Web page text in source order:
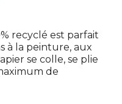
recyclé est parfait
à la peinture, aux
se colle, se plie
de